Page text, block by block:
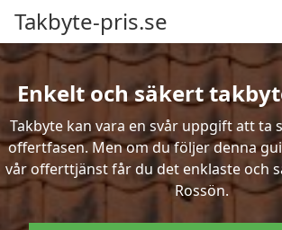
Takbyte-pris.se
Enkelt och säkert
Takbyte kan vara en svår uppgift att ta
offertfasen. Men om du följer denna
vår offerttjänst får du det enklaste och
Rossön.